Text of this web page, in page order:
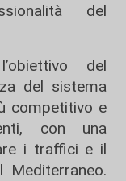
del
del
del sistema
competitivo e
con una
i traffici e il